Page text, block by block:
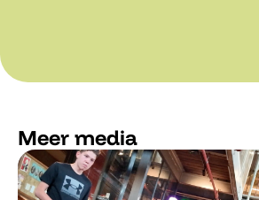
Meer media